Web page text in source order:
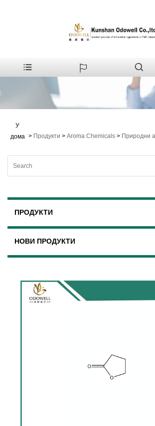
У
дома > Продукти > Aroma Chemicals > Природни
ПРОДУКТИ
НОВИ ПРОДУКТИ